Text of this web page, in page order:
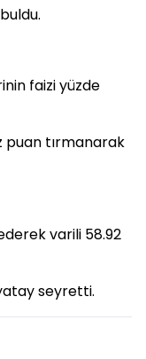
faizi yüzde
puan tırmanarak
varili 58.92
seyretti.